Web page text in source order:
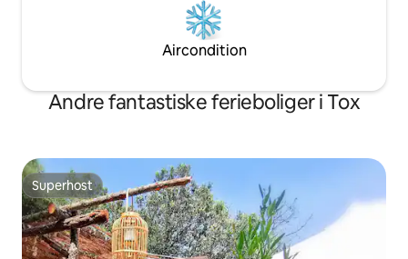
Aircondition
Andre fantastiske ferieboliger i Tox
Superhost
Superhost